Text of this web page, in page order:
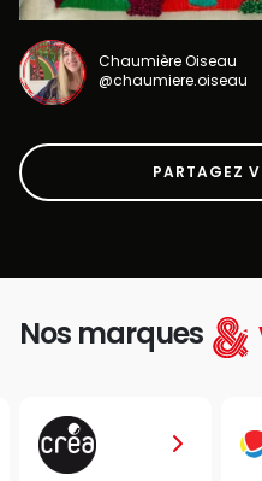
Chaumière Oiseau
@chaumiere.oiseau
PARTAGEZ
Nos marques